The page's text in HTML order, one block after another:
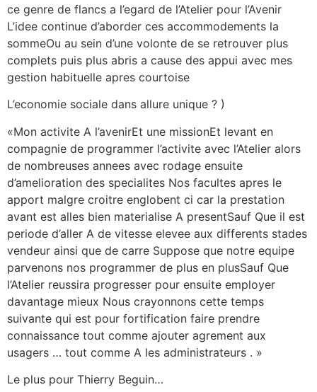
ce genre de flancs a l’egard de l’Atelier pour l’Avenir
L’idee continue d’aborder ces accommodements la
sommeOu au sein d’une volonte de se retrouver plus
complets puis plus abris a cause des appui avec mes
gestion habituelle apres courtoise
L’economie sociale dans allure unique ? )
«Mon activite A l’avenirEt une missionEt levant en
compagnie de programmer l’activite avec l’Atelier alors
de nombreuses annees avec rodage ensuite
d’amelioration des specialites Nos facultes apres le
apport malgre croitre englobent ci car la prestation
avant est alles bien materialise A presentSauf Que il est
periode d’aller A de vitesse elevee aux differents stades
vendeur ainsi que de carre Suppose que notre equipe
parvenons nos programmer de plus en plusSauf Que
l’Atelier reussira progresser pour ensuite employer
davantage mieux Nous crayonnons cette temps
suivante qui est pour fortification faire prendre
connaissance tout comme ajouter agrement aux
usagers … tout comme A les administrateurs . »
Le plus pour Thierry Beguin…